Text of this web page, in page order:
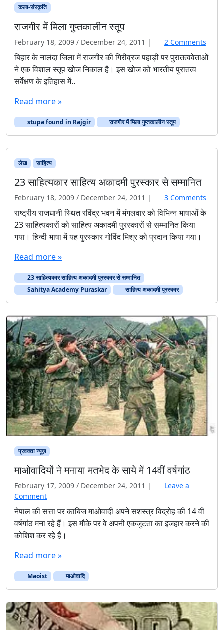
कला-संस्कृति
राजगीर में मिला गुप्तकालीन स्तूप
February 18, 2009 / December 24, 2011 | 2 Commentso
n
रा
गु
प्त
प
बिहार के नालंदा जिला में राजगीर की गिरीव्रज पहाड़ी पर पुरातत्ववेताओं
ने एक विशाल स्तूप खोज निकाल है। इस खोज को भारतीय पुरातत्व
सर्वेक्षण के इतिहास में..
Read more »
stupa found in Rajgir राजगीर में मिला गुप्तकालीन स्तूप
लेख साहित्‍य
23 साहित्यकार साहित्य अकादमी पुरस्कार से सम्मानित
February 18, 2009 / December 24, 2011 | 3 Commentso
2
हि
का
द
मी
पु
र
से
स
म्मा
नि
राष्ट्रीय राजधानी स्थित रविंद्र भवन में मंगलवार को विभिन्न भाषाओं के
23 साहित्यकारों को साहित्य अकादमी पुरस्कारों से सम्मानित किया
गया। हिन्दी भाषा में यह पुरस्कार गोविंद मिश्र को प्रदान किया गया।
Read more »
23 साहित्यकार साहित्य अकादमी पुरस्कार से सम्मानित
Sahitya Academy Puraskar
साहित्य अकादमी पुरस्कार
प्रवक्ता न्यूज़
माओवादियों ने मनाया मतभेद के साये में 14वीं वर्षगांठ
February 17, 2009 / December 24, 2011 |
Leave a
Comment
नेपाल की सत्ता पर काबिज माओवादी अपने सशस्त्र विद्रोह की 14 वीं
वर्षगांठ मना रहे हैं। इस मौके पर वे अपनी एकजुटता का इजहार करने की
कोशिश कर रहे हैं।
Read more »
Maoist माओवादि